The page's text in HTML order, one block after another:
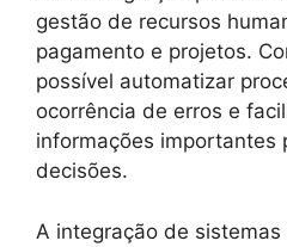
gestão de recursos
pagamento e projetos.
possível automatizar
ocorrência de erros e
informações importantes
decisões.
A integração de